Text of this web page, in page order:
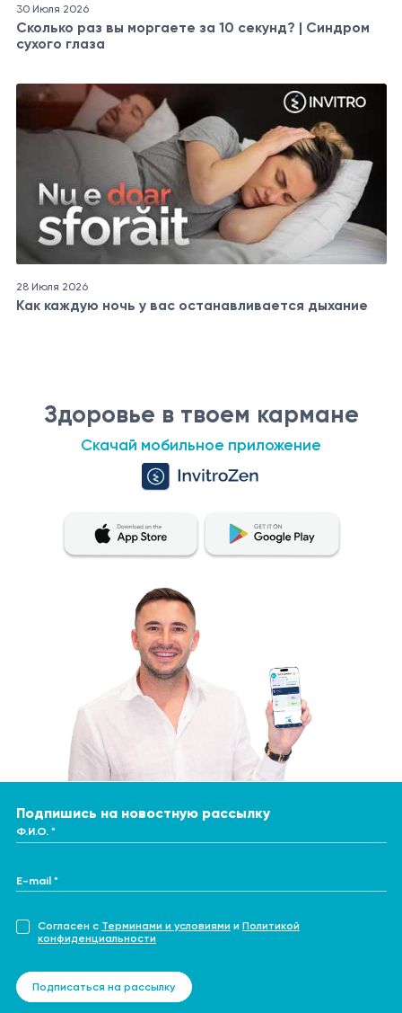
30 Июля 2026
Сколько раз вы моргаете за 10 секунд? | Синдром
сухого глаза
28 Июля 2026
Как каждую ночь у вас останавливается дыхание
Здоровье в твоем кармане
Скачай мобильное приложение
Подпишись на новостную рассылку
Ф.И.О. *
E-mail *
Согласен с Терминами и условиями и Политикой
конфиденциальности
Подписаться на рассылку